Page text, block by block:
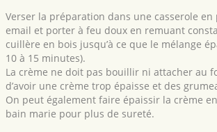
Verser la préparation dans une casserole en
email et porter à feu doux en remuant
cuillère en bois jusqu’à ce que le mélange
10 à 15 minutes).
La crème ne doit pas bouillir ni attacher au
d’avoir une crème trop épaisse et des
On peut également faire épaissir la crème
bain marie pour plus de sureté.